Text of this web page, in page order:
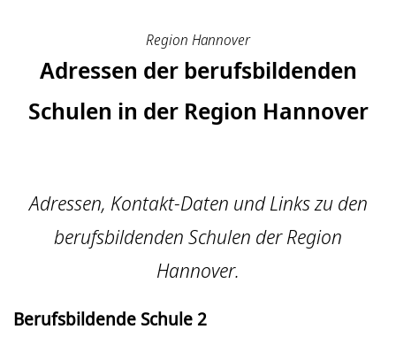
Region Hannover
Adressen der berufsbildenden
Schulen in der Region Hannover
Adressen, Kontakt-Daten und Links zu den
berufsbildenden Schulen der Region
Hannover.
Berufsbildende Schule 2